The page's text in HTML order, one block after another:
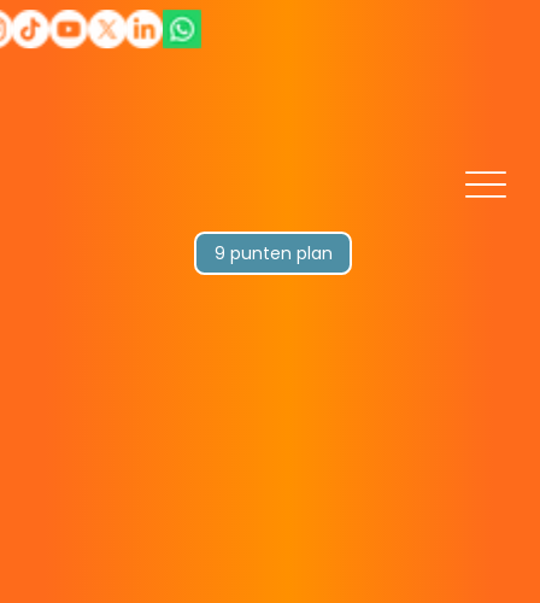
9 punten plan